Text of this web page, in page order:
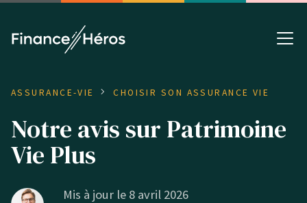
ASSURANCE-VIE CHOISIR SON ASSURANCE VIE
Notre avis sur Patrimoine
Vie Plus
Mis à jour le 8 avril 2026